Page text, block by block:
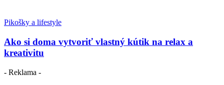
Pikošky a lifestyle
Ako si doma vytvoriť vlastný kútik na relax a
kreativitu
- Reklama -